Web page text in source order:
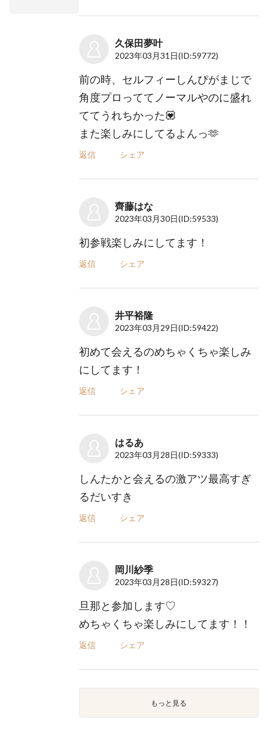
久保田夢叶
2023年03月31日(ID:59772)
前の時、セルフィーしんぴがまじで
角度プロっててノーマルやのに盛れ
ててうれちかった💟
また楽しみにしてるよんっ🫶
返信 シェア
齊藤はな
2023年03月30日(ID:59533)
初参戦楽しみにしてます！
返信 シェア
井平裕隆
2023年03月29日(ID:59422)
初めて会えるのめちゃくちゃ楽しみ
にしてます！
返信 シェア
はるあ
2023年03月28日(ID:59333)
しんたかと会えるの激アツ最高すぎ
るだいすき
返信 シェア
岡川紗季
2023年03月28日(ID:59327)
旦那と参加します♡
めちゃくちゃ楽しみにしてます！！
返信 シェア
もっと見る